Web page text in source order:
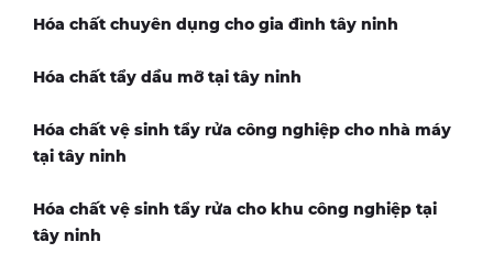
Hóa chất chuyên dụng cho gia đình tây ninh
Hóa chất tẩy dầu mỡ tại tây ninh
Hóa chất vệ sinh tẩy rửa công nghiệp cho nhà máy
tại tây ninh
Hóa chất vệ sinh tẩy rửa cho khu công nghiệp tại
tây ninh